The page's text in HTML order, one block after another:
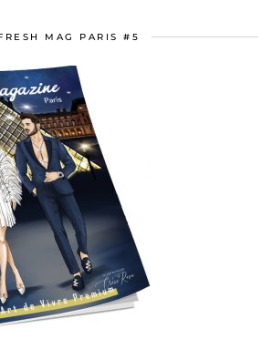
MAG PARIS #5